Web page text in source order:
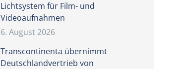
Lichtsystem für Film- und
Videoaufnahmen
6. August 2026
Transcontinenta übernimmt
Deutschlandvertrieb von